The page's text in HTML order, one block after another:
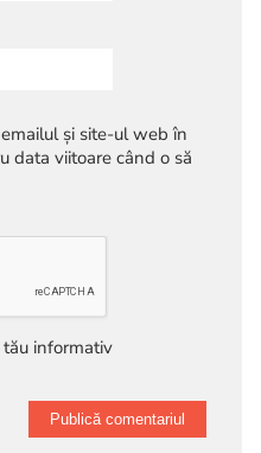
și site-ul web în
data viitoare când o să
informativ